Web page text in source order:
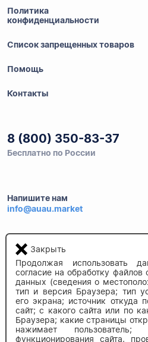
Политика
конфиденциальности
Список запрещенных товаров
Помощь
Контакты
8 (800) 350-83-37
Бесплатно по России
Напишите нам
info@auau.market
ул.Калязинская 6, оф. 2
© 2020-2026 auau.market
Закрыть
Продолжая использовать
согласие на обработку файлов
данных (сведения о
тип и версия Браузера; тип
его экрана; источник откуда
сайт; с какого сайта или по
Браузера; какие страницы
нажимает
функционирования сайта,